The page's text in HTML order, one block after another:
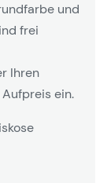
und
frei
Ihren
ein.